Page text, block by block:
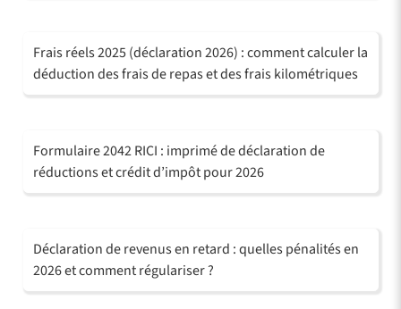
Frais réels 2025 (déclaration 2026) : comment calculer la
déduction des frais de repas et des frais kilométriques
Formulaire 2042 RICI : imprimé de déclaration de
réductions et crédit d’impôt pour 2026
Déclaration de revenus en retard : quelles pénalités en
2026 et comment régulariser ?